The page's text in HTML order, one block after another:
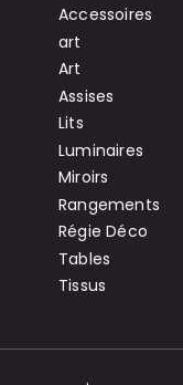
Accessoires
art
Art
Assises
Lits
Luminaires
Miroirs
Rangements
Régie Déco
Tables
Tissus